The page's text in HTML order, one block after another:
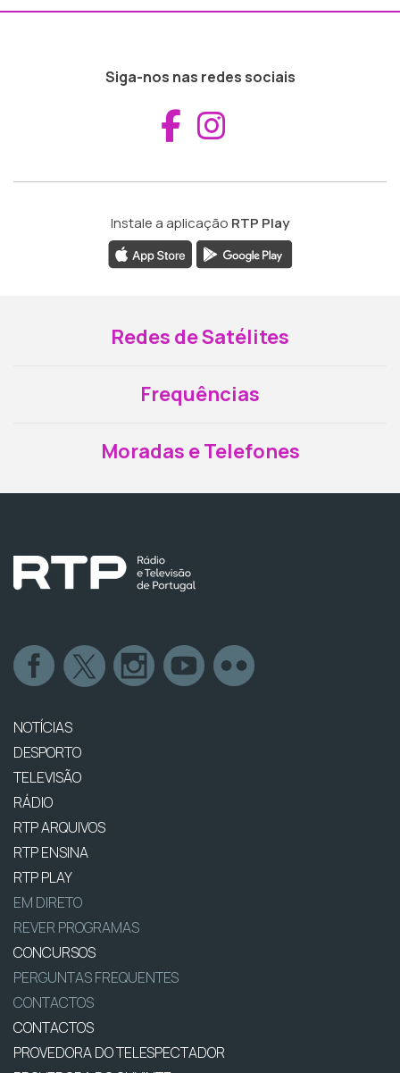
Siga-nos nas redes sociais
Aceder ao
Instale a aplicação RTP Play
Redes de Satélites
Frequências
Moradas e Telefones
NOTÍCIAS
DESPORTO
TELEVISÃO
RÁDIO
RTP ARQUIVOS
RTP ENSINA
RTP PLAY
EM DIRETO
REVER PROGRAMAS
CONCURSOS
PERGUNTAS FREQUENTES
CONTACTOS
CONTACTOS
PROVEDORA DO TELESPECTADOR